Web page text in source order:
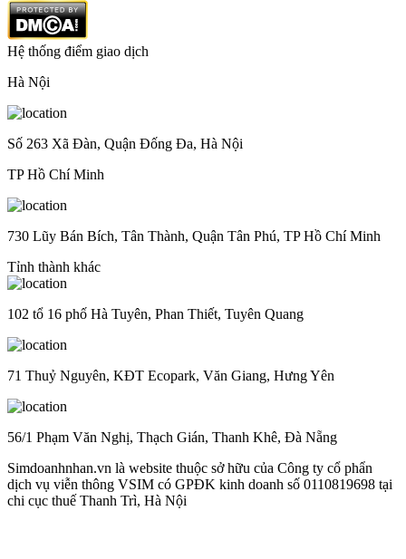
Hệ thống điểm giao dịch
Hà Nội
Số 263 Xã Đàn, Quận Đống Đa, Hà Nội
TP Hồ Chí Minh
730 Lũy Bán Bích, Tân Thành, Quận Tân Phú, TP Hồ Chí Minh
Tỉnh thành khác
102 tổ 16 phố Hà Tuyên, Phan Thiết, Tuyên Quang
71 Thuỷ Nguyên, KĐT Ecopark, Văn Giang, Hưng Yên
56/1 Phạm Văn Nghị, Thạch Gián, Thanh Khê, Đà Nẵng
Simdoanhnhan.vn là website thuộc sở hữu của Công ty cổ phẩn
dịch vụ viễn thông VSIM có GPĐK kinh doanh số 0110819698 tại
chi cục thuế Thanh Trì, Hà Nội